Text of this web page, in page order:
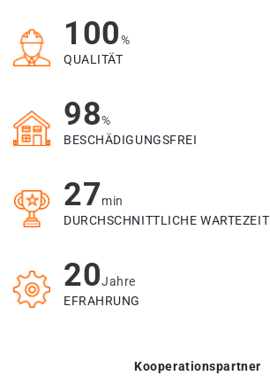
100%
QUALITÄT
98%
BESCHÄDIGUNGSFREI
27min
DURCHSCHNITTLICHE WARTEZEIT
20Jahre
EFRAHRUNG
Kooperationspartner